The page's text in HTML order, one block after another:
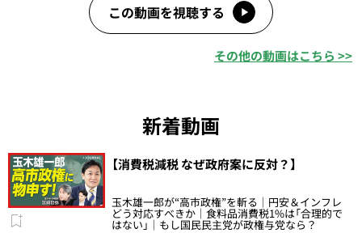
この動画を視聴する
その他の動画はこちら >>
新着動画
【消費税減税 なぜ政府案に反対？】
玉木雄一郎が“高市政権”を斬る｜円安＆インフレ
どう対応すべきか｜食料品消費税1%は「合理的で
はない」｜もし国民民主党が政権与党なら？